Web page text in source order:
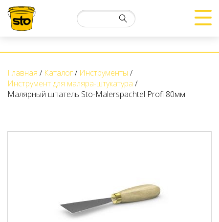
Главная Каталог
Инструменты
Инструмент для маляра-штукатура
Малярный шпатель Sto-Malerspachtel Profi 80мм